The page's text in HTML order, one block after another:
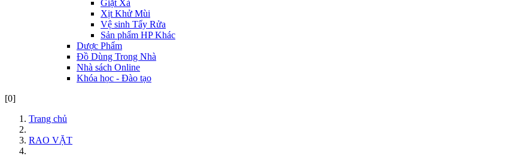
Giặt Xả
Xịt Khử Mùi
Vệ sinh Tẩy Rửa
Sản phẩm HP Khác
Dược Phẩm
Đồ Dùng Trong Nhà
Nhà sách Online
Khóa học - Đào tạo
[0]
Trang chủ
RAO VẶT